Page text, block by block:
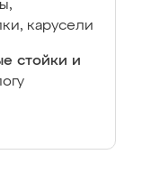
карусели
стойки и